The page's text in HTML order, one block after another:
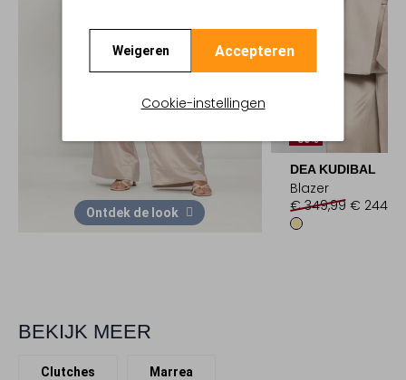
Weigeren Accepteren
Cookie-instellingen
Ontdek de look
-30%
DEA KUDIBAL
Blazer
€ 349,99 € 244,99
BEKIJK MEER
Clutches Marrea